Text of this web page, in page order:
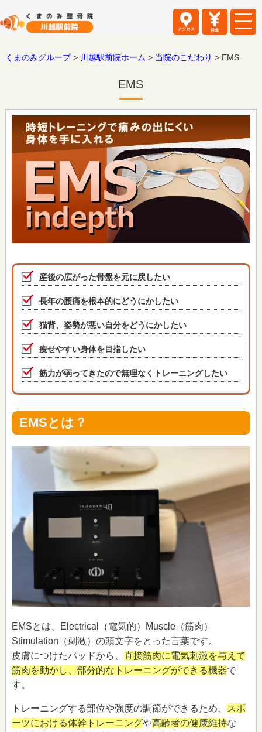
くまのみグループ> 川越駅前院ホーム > 当院のこだわり > EMS
EMS
産後の広がった骨盤を元に戻したい
長年の腰痛を根本的にどうにかしたい
猫背、姿勢が悪い自分をどうにかしたい
痩せやすい身体を目指したい
筋力が弱ってきたので無理なくトレーニングしたい
EMSとは？
EMSとは、Electrical（電気的）Muscle（筋肉）
Stimulation（刺激）の頭文字をとった言葉です。
皮膚につけたパッドから、 直接筋肉に電気刺激を与えて
筋肉を動かし、部分的なトレーニングができる機器で
す。
トレーニングする部位や強度の調節ができるため、
スポ
ーツにおける体幹トレーニングや高齢者の健康維持な